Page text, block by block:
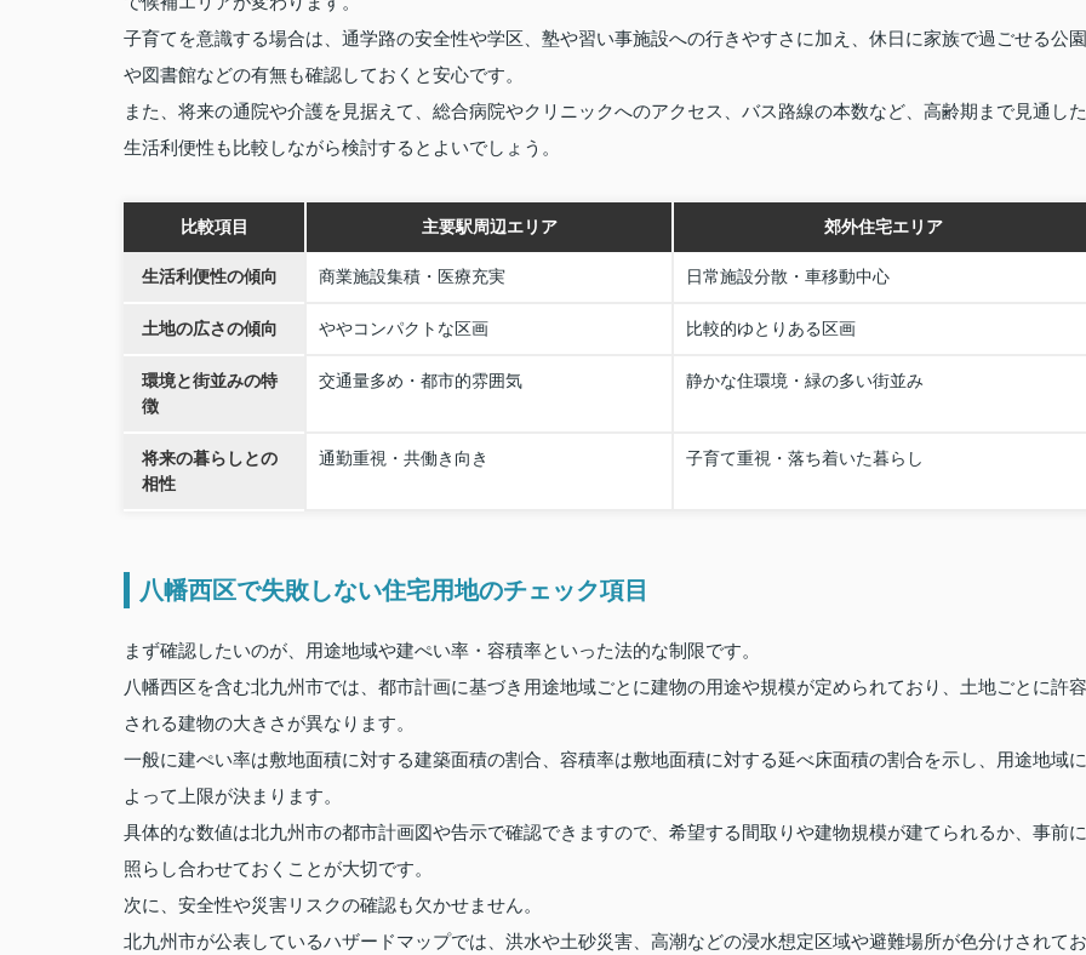
子育てを意識する場合は、通学路の安全性や学区、塾や習い事施設への行きやすさに加え、休日に家族で過ごせる公園
や図書館などの有無も確認しておくと安心です。
また、将来の通院や介護を見据えて、総合病院やクリニックへのアクセス、バス路線の本数など、高齢期まで見通した
生活利便性も比較しながら検討するとよいでしょう。
比較項目 主要駅周辺エリア 郊外住宅エリア
生活利便性の傾向 商業施設集積・医療充実 日常施設分散・車移動中心
土地の広さの傾向 ややコンパクトな区画 比較的ゆとりある区画
環境と街並みの特
徴
交通量多め・都市的雰囲気 静かな住環境・緑の多い街並み
将来の暮らしとの
相性
通勤重視・共働き向き 子育て重視・落ち着いた暮らし
八幡西区で失敗しない住宅用地のチェック項目
まず確認したいのが、用途地域や建ぺい率・容積率といった法的な制限です。
八幡西区を含む北九州市では、都市計画に基づき用途地域ごとに建物の用途や規模が定められており、土地ごとに許容
される建物の大きさが異なります。
一般に建ぺい率は敷地面積に対する建築面積の割合、容積率は敷地面積に対する延べ床面積の割合を示し、用途地域に
よって上限が決まります。
具体的な数値は北九州市の都市計画図や告示で確認できますので、希望する間取りや建物規模が建てられるか、事前に
照らし合わせておくことが大切です。
次に、安全性や災害リスクの確認も欠かせません。
北九州市が公表しているハザードマップでは、洪水や土砂災害、高潮などの浸水想定区域や避難場所が色分けされてお